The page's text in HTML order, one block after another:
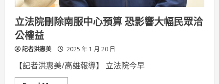
立法院刪除南服中心預算 恐影響大幅民眾洽
公權益
記者洪惠美 2025 年 1 月 20 日
【記者洪惠美/高雄報導】 立法院今早